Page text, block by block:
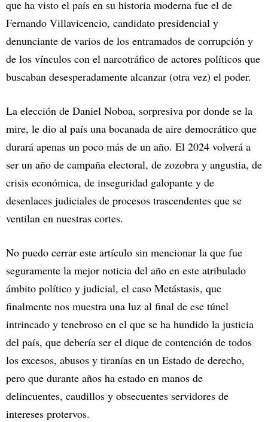
que ha visto el país en su historia moderna fue el de
Fernando Villavicencio, candidato presidencial y
denunciante de varios de los entramados de corrupción y
de los vínculos con el narcotráfico de actores políticos que
buscaban desesperadamente alcanzar (otra vez) el poder.
La elección de Daniel Noboa, sorpresiva por donde se la
mire, le dio al país una bocanada de aire democrático que
durará apenas un poco más de un año. El 2024 volverá a
ser un año de campaña electoral, de zozobra y angustia, de
crisis económica, de inseguridad galopante y de
desenlaces judiciales de procesos trascendentes que se
ventilan en nuestras cortes.
No puedo cerrar este artículo sin mencionar la que fue
seguramente la mejor noticia del año en este atribulado
ámbito político y judicial, el caso Metástasis, que
finalmente nos muestra una luz al final de ese túnel
intrincado y tenebroso en el que se ha hundido la justicia
del país, que debería ser el dique de contención de todos
los excesos, abusos y tiranías en un Estado de derecho,
pero que durante años ha estado en manos de
delincuentes, caudillos y obsecuentes servidores de
intereses protervos.